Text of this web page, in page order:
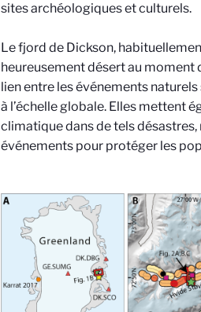
sites archéologiques et culturels.
Le fjord de Dickson,
heureusement désert au moment
lien entre les événements
à l’échelle globale. Elles mettent
climatique dans de tels
événements pour protéger les